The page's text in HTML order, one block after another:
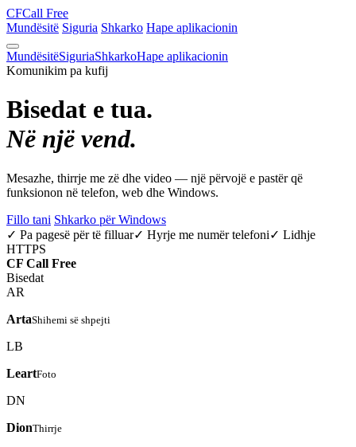
CFCall Free
Mundësitë Siguria Shkarko Hape aplikacionin
MundësitëSiguriaShkarkoHape aplikacionin
Komunikim pa kufij
Bisedat e tua.
Në një vend.
Mesazhe, thirrje me zë dhe video — një përvojë e pastër që
funksionon në telefon, web dhe Windows.
Fillo tani Shkarko për Windows
✓ Pa pagesë për të filluar✓ Hyrje me numër telefoni✓ Lidhje
HTTPS
CF Call Free
Bisedat
AR
ArtaShihemi së shpejti
LB
LeartFoto
DN
DionThirrje